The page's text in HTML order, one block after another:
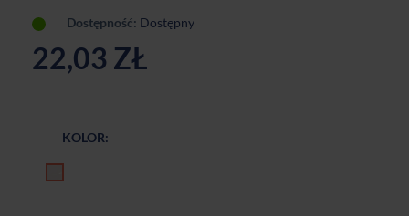
Dostępność: Dostępny
22,03 ZŁ
KOLOR: